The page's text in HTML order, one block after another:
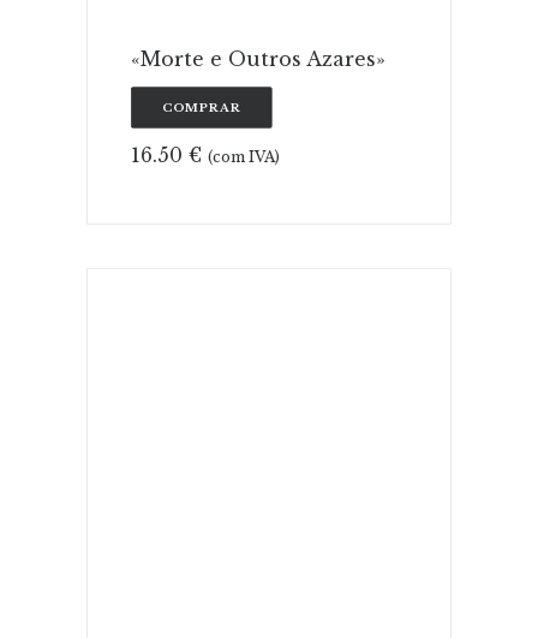
«Morte e Outros Azares»
COMPRAR
16.50 € (com IVA)